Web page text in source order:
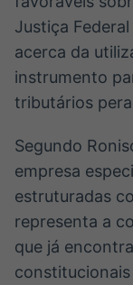
Justiça
acerca da
instrumento
tributários
Segundo
empresa
estruturadas
representa a
que já